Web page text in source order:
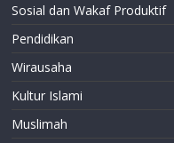
Sosial dan Wakaf Produktif
Pendidikan
Wirausaha
Kultur Islami
Muslimah